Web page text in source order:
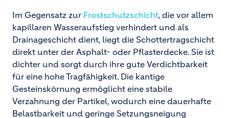
Im Gegensatz zur Frostschutzschicht, die vor allem
kapillaren Wasseraufstieg verhindert und als
Drainageschicht dient, liegt die Schottertragschicht
direkt unter der Asphalt- oder Pflasterdecke. Sie ist
dichter und sorgt durch ihre gute Verdichtbarkeit
für eine hohe Tragfähigkeit. Die kantige
Gesteinskörnung ermöglicht eine stabile
Verzahnung der Partikel, wodurch eine dauerhafte
Belastbarkeit und geringe Setzungsneigung